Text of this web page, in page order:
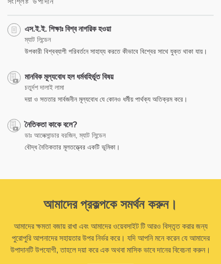
এস.ই.ই. শিক্ষাঃ বিশ্ব নাগরিক হওয়া
ম্যাট লিন্ডেন
উপকারী বিশ্বব্যাপী পরিবর্তনে সাহায্য করতে কীভাবে বিশ্বের সাথে যুক্ত থাকা যায়।
মানবিক মূল্যবোধ হল ধর্মবহির্ভূত বিষয়
চতুর্দশ দালাই লামা
দয়া ও সততার সার্বজনীন মূল্যবোধ যে কোনও ধর্মীয় পার্থক্য অতিক্রম করে।
নৈতিকতা কাকে বলে?
ডাঃ আলেক্সান্ডার বরজিন, ম্যাট লিন্ডেন
বৌদ্ধ নৈতিকতার মূলতত্ত্বের একটি ভূমিকা।
আমাদের প্রকল্পকে সমর্থন করুন।
আমাদের ক্ষমতা বজায় রাখা এবং আমাদের ওয়েবসাইট টি আরও বিস্তৃত করার জন্য
পুরোপুরি আপনাদের সহায়তার উপর নির্ভর করে। যদি আপনি মনে করেন যে আমাদের
উপাদানটি উপযোগী, তাহলে দয়া করে এক অথবা মাসিক ভাবে দানের বিবেচনা করুন।